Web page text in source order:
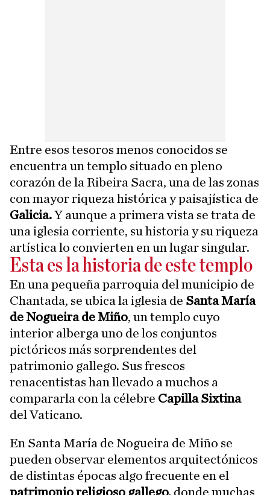
Entre esos tesoros menos conocidos se
encuentra un templo situado en pleno
corazón de la Ribeira Sacra, una de las zonas
con mayor riqueza histórica y paisajística de
Galicia.Y aunque a primera vista se trata de
una iglesia corriente, su historia y su riqueza
artística lo convierten en un lugar singular.
Esta es la historia de este templo
En una pequeña parroquia del municipio de
Chantada, se ubica la iglesia de Santa María
de Nogueira de Miño, un templo cuyo
interior alberga uno de los conjuntos
pictóricos más sorprendentes del
patrimonio gallego. Sus frescos
renacentistas han llevado a muchos a
compararla con la célebre Capilla Sixtina
del Vaticano.
En Santa María de Nogueira de Miño se
pueden observar elementos arquitectónicos
de distintas épocas algo frecuente en el
patrimonio religioso gallego, donde muchas